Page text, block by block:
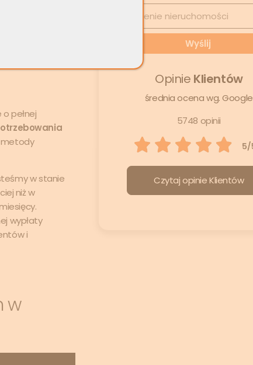
szukające
pełnej
metody
w stanie
niż w
wypłaty
i
w
Opinie Klientów
średnia ocena wg. Google
5748 opinii
Czytaj opinie Klientów